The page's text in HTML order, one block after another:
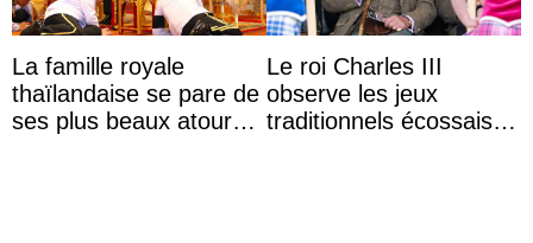
La famille royale
thaïlandaise se pare de
ses plus beaux atours
Le roi Charles III
observe les jeux
traditionnels écossais